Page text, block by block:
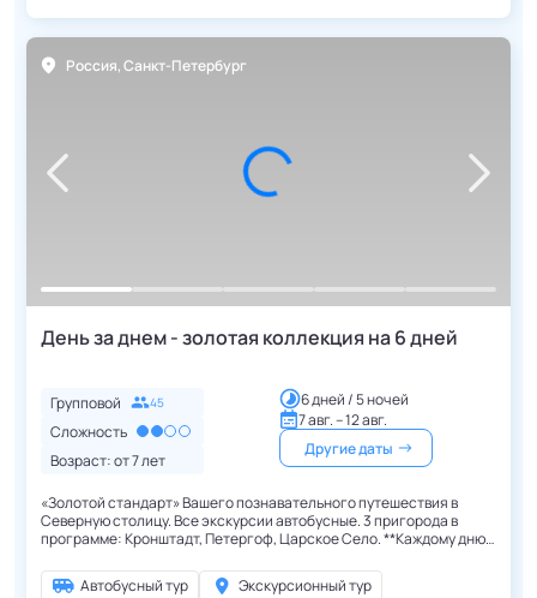
Россия,Санкт-Петербург
День за днем - золотая коллекция на 6 дней
Групповой 45
Сложность
Возраст: от7лет
6 дней / 5 ночей
7 авг. – 12 авг.
Другие даты
«Золотой стандарт» Вашего познавательного путешествия в
Северную столицу. Все экскурсии автобусные. 3 пригорода в
программе: Кронштадт, Петергоф, Царское Село. **Каждому дню
Экскурсионная программа повторяется каждую неделю.**
Автобусный тур
Экскурсионный тур